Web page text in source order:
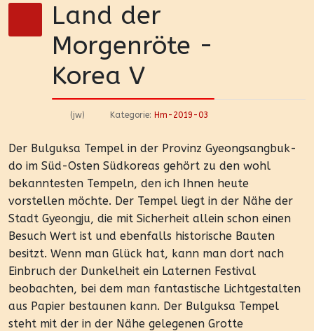
Land der
Morgenröte -
Korea V
(jw) Kategorie: Hm-2019-03
Der Bulguksa Tempel in der Provinz Gyeongsangbuk-
do im Süd-Osten Südkoreas gehört zu den wohl
bekanntesten Tempeln, den ich Ihnen heute
vorstellen möchte. Der Tempel liegt in der Nähe der
Stadt Gyeongju, die mit Sicherheit allein schon einen
Besuch Wert ist und ebenfalls historische Bauten
besitzt. Wenn man Glück hat, kann man dort nach
Einbruch der Dunkelheit ein Laternen Festival
beobachten, bei dem man fantastische Lichtgestalten
aus Papier bestaunen kann. Der Bulguksa Tempel
steht mit der in der Nähe gelegenen Grotte